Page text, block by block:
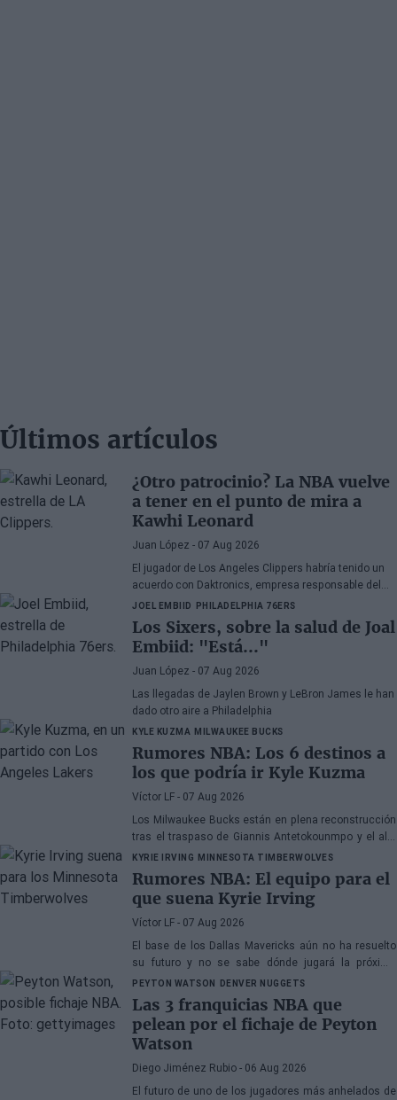
Últimos artículos
¿Otro patrocinio? La NBA vuelve
a tener en el punto de mira a
Kawhi Leonard
Juan López - 07 Aug 2026
El jugador de Los Angeles Clippers habría tenido un
acuerdo con Daktronics, empresa responsable del
videomarcador del Intuit Dome
JOEL EMBIID PHILADELPHIA 76ERS
Los Sixers, sobre la salud de Joal
Embiid: "Está..."
Juan López - 07 Aug 2026
Las llegadas de Jaylen Brown y LeBron James le han
dado otro aire a Philadelphia
KYLE KUZMA MILWAUKEE BUCKS
Rumores NBA: Los 6 destinos a
los que podría ir Kyle Kuzma
Víctor LF - 07 Aug 2026
Los Milwaukee Bucks están en plena reconstrucción
tras el traspaso de Giannis Antetokounmpo y el ala-
pívot podría ser el siguiente
KYRIE IRVING MINNESOTA TIMBERWOLVES
Rumores NBA: El equipo para el
que suena Kyrie Irving
Víctor LF - 07 Aug 2026
El base de los Dallas Mavericks aún no ha resuelto
su futuro y no se sabe dónde jugará la próxima
temporada
PEYTON WATSON DENVER NUGGETS
Las 3 franquicias NBA que
pelean por el fichaje de Peyton
Watson
Diego Jiménez Rubio - 06 Aug 2026
El futuro de uno de los jugadores más anhelados de